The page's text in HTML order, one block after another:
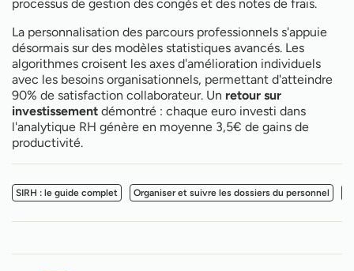
processus de gestion des congés et des notes de frais.
La personnalisation des parcours professionnels s'appuie
désormais sur des modèles statistiques avancés. Les
algorithmes croisent les axes d'amélioration individuels
avec les besoins organisationnels, permettant d'atteindre
90% de satisfaction collaborateur. Un retour sur
investissement démontré : chaque euro investi dans
l'analytique RH génère en moyenne 3,5€ de gains de
productivité.
SIRH : le guide complet Organiser et suivre les dossiers du personnel